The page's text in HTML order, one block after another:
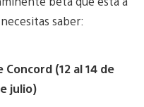
saber:
(12 al 14 de
julio)